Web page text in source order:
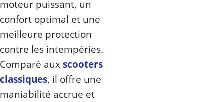
moteur puissant, un
confort optimal et une
meilleure protection
contre les intempéries.
Comparé auxscooters
classiques, il offre une
maniabilité accrue et